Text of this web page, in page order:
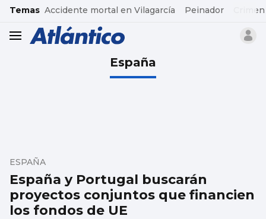
common.go-to-content
Temas Accidente mortal en Vilagarcía Peinador
header.menu.open
España
España y Portugal buscarán
proyectos conjuntos que financien
los fondos de UE
ESPAÑA